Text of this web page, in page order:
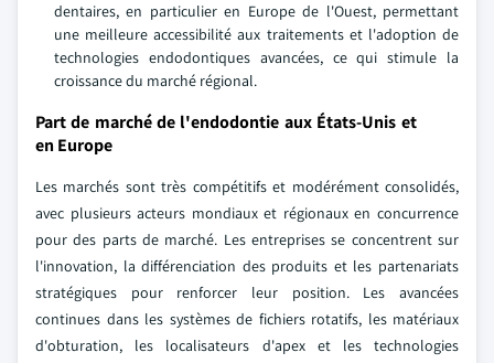
dentaires, en particulier en Europe de l'Ouest, permettant
une meilleure accessibilité aux traitements et l'adoption de
technologies endodontiques avancées, ce qui stimule la
croissance du marché régional.
Part de marché de l'endodontie aux États-Unis et
en Europe
Les marchés sont très compétitifs et modérément consolidés,
avec plusieurs acteurs mondiaux et régionaux en concurrence
pour des parts de marché. Les entreprises se concentrent sur
l'innovation, la différenciation des produits et les partenariats
stratégiques pour renforcer leur position. Les avancées
continues dans les systèmes de fichiers rotatifs, les matériaux
d'obturation, les localisateurs d'apex et les technologies